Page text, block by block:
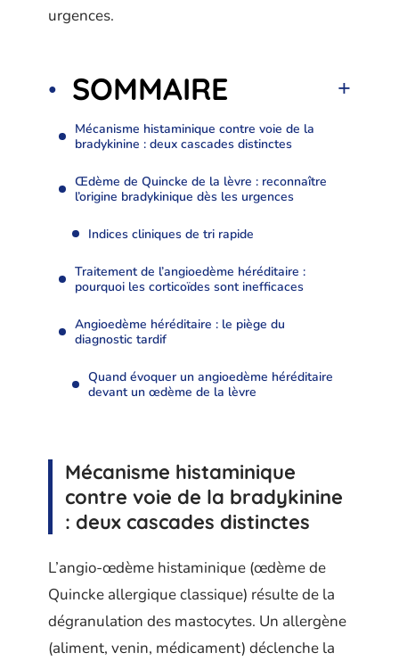
urgences.
SOMMAIRE
Mécanisme histaminique contre voie de la
bradykinine : deux cascades distinctes
Œdème de Quincke de la lèvre : reconnaître
l’origine bradykinique dès les urgences
Indices cliniques de tri rapide
Traitement de l’angioedème héréditaire :
pourquoi les corticoïdes sont inefficaces
Angioedème héréditaire : le piège du
diagnostic tardif
Quand évoquer un angioedème héréditaire
devant un œdème de la lèvre
Mécanisme histaminique
contre voie de la bradykinine
: deux cascades distinctes
L’angio-œdème histaminique (œdème de
Quincke allergique classique) résulte de la
dégranulation des mastocytes. Un allergène
(aliment, venin, médicament) déclenche la